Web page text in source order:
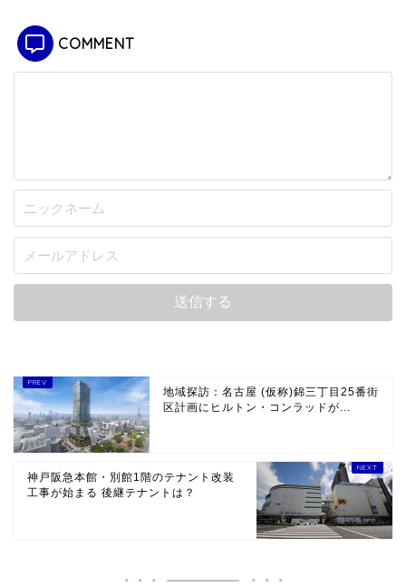
COMMENT
地域探訪：名古屋 (仮称)錦三丁目25番街
区計画にヒルトン・コンラッドが...
神戸阪急本館・別館1階のテナント改装
工事が始まる 後継テナントは？